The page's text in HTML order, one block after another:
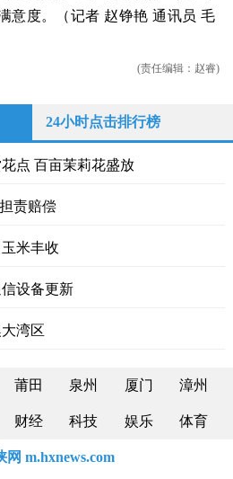
意度。（记者 赵铮艳 通讯员 毛
(责任编辑：赵睿)
24小时点击排行榜
点 百亩茉莉花盛放
责赔偿
米丰收
设备更新
湾区
莆田 泉州 厦门 漳州
财经 科技 娱乐 体育
网 m.hxnews.com